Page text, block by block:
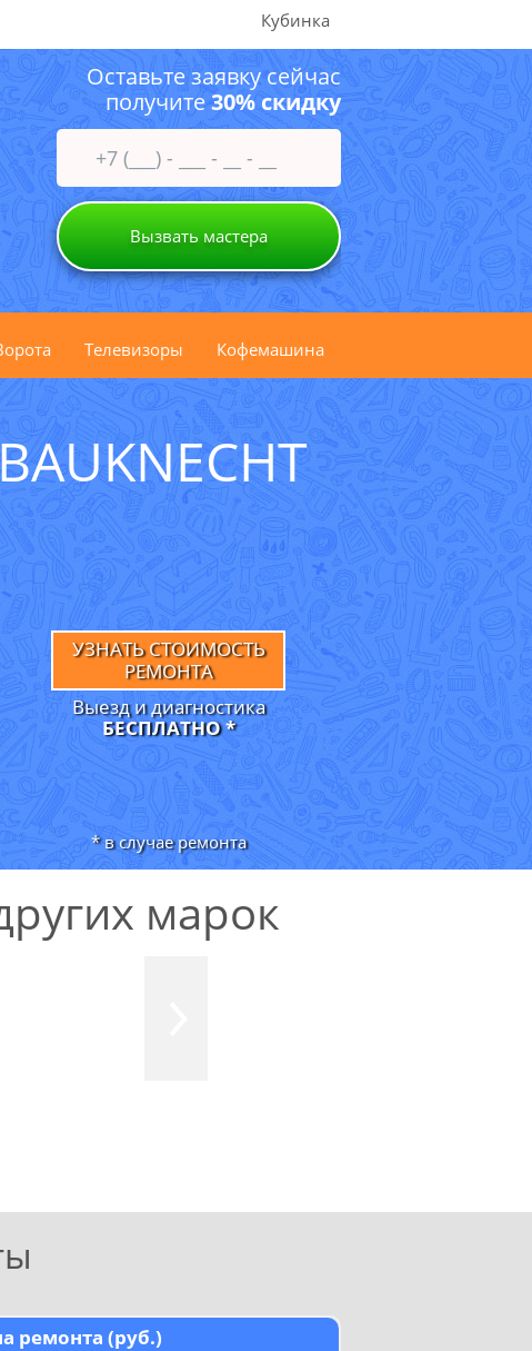
Кубинка
Оставьте заявку сейчас
получите30% скидку
Вызвать мастера
Телевизоры Кофемашина
УЗНАТЬ СТОИМОСТЬ
РЕМОНТА
Выезд и диагностика
БЕСПЛАТНО *
* в случае ремонта
марок
ремонта (руб.)